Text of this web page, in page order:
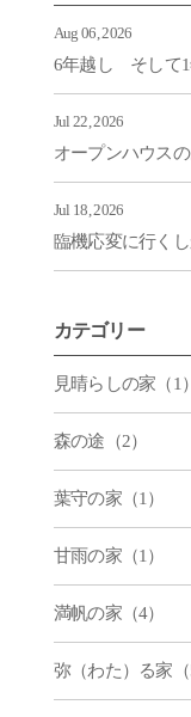
Aug 06, 2026
6年越し そして1
Jul 22, 2026
オープンハウス
Jul 18, 2026
臨機応変に行くし
カテゴリー
見晴らしの家（1）
森の途（2）
葉守の家（1）
甘雨の家（1）
満帆の家（4）
弥（わた）る家（